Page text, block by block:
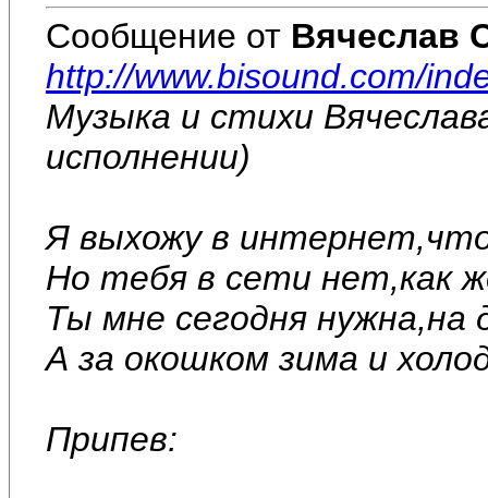
Сообщение от Вячеслав
http://www.bisound.com/
Музыка и стихи
исполнении)
Я выхожу в
Но тебя в сети нет,как
Ты мне сегодня
А за окошком зима и
Припев: